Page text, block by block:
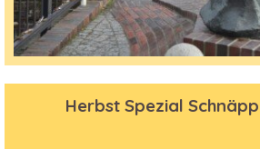
Herbst Spezial